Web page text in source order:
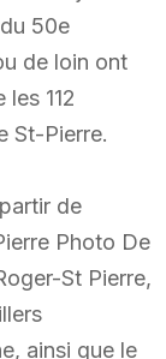
50e
de loin ont
112
St-Pierre.
de
Photo De
St Pierre,
ainsi que le